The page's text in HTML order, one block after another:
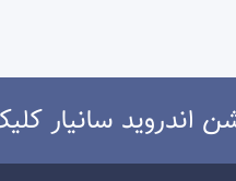
اندروید سانیار